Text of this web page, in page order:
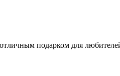
подарком для